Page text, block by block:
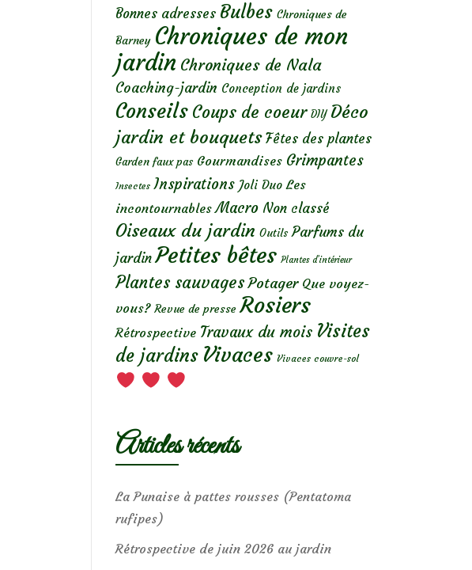
Bonnes adresses Bulbes Chroniques de
Barney Chroniques de mon
jardin Chroniques de Nala
Coaching-jardin Conception de jardins
Conseils Coups de coeur DIY Déco
jardin et bouquets Fêtes des plantes
Garden faux pas Gourmandises Grimpantes
Insectes Inspirations Joli Duo Les
incontournables Macro Non classé
Oiseaux du jardin Outils Parfums du
jardin Petites bêtes Plantes d’intérieur
Plantes sauvages Potager Que voyez-
vous? Revue de presse Rosiers
Rétrospective Travaux du mois Visites
de jardins Vivaces Vivaces couvre-sol
Articles récents
La Punaise à pattes rousses (Pentatoma
rufipes)
Rétrospective de juin 2026 au jardin